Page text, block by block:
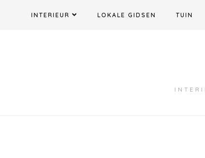
INTERIEUR LOKALE GIDSEN TUIN